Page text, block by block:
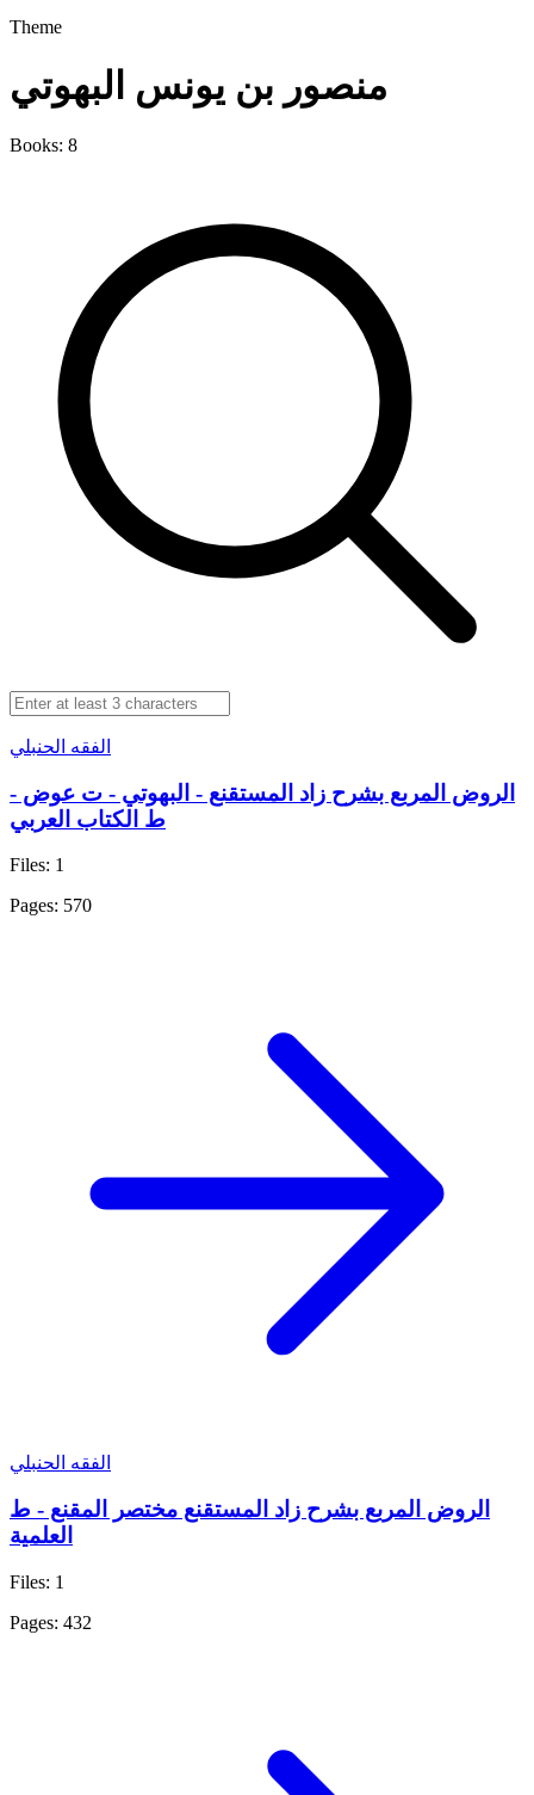
Theme
منصور بن يونس البهوتي
Books: 8
الفقه الحنبلي
الروض المربع بشرح زاد المستقنع - البهوتي - ت عوض -
ط الكتاب العربي
Files: 1
Pages: 570
الفقه الحنبلي
الروض المربع بشرح زاد المستقنع مختصر المقنع - ط
العلمية
Files: 1
Pages: 432